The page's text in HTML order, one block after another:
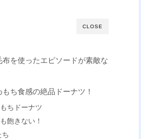
CLOSE
を使ったエピソードが素敵な
ち食感の絶品ドーナツ！
ちドーナツ
飽きない！